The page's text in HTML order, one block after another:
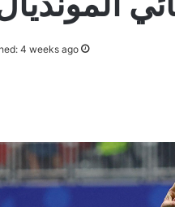
4 weeks ago